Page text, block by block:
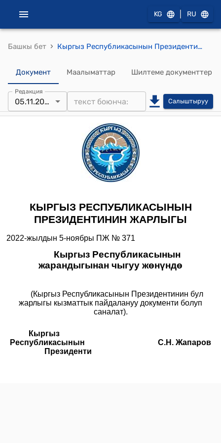
KG RU
Башкы бет › Кыргыз Республикасынын Президентинин 2022-жылдын 5-ноябрындагы ПЖ № 371 "Кыргыз Республикасынын жарандыгынан чыгуу жөнүндө" жарлыгы
Документ Маалыматтар Шилтеме документтер
Редакция
05.11.2022 Салыштыруу